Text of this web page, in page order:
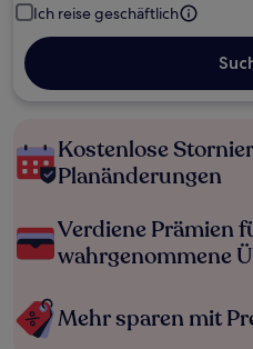
Ich reise geschäftlich
Kostenlose
Planänderungen
Verdiene Prämien
wahrgenommene
Mehr sparen mit